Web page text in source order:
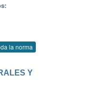
la norma
Y